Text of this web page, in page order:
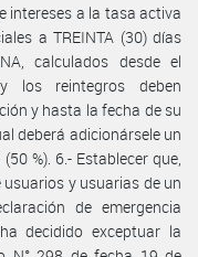
intereses a la tasa activa
a TREINTA (30) días
calculados desde el
los reintegros deben
y hasta la fecha de su
deberá adicionársele un
%). 6.- Establecer que,
y usuarias de un
de emergencia
decidido exceptuar la